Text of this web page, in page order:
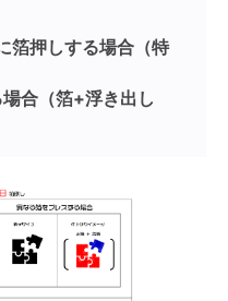
箔押しする場合（特
合（箔+浮き出し